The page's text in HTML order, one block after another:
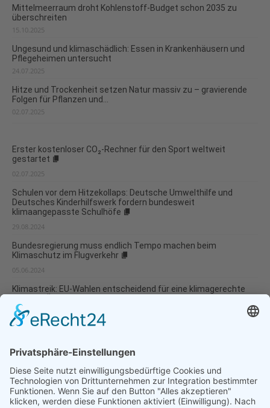
Mittelmeerraum droht Kohlenstoff-Budget schon 2035 zu
überschreiten
15.10.2025
Ungesund und klimaschädlich: Essen in Krankenhäusern und
Pflegeheimen untersucht
24.07.2025
Hitze und Trockenheit setzen Natur massiv zu – gravierende
Folgen für Pflanzen und...
02.07.2025
Erster kostenloser CO₂-Rechner für den Sport weltweit
gestartet
02.07.2025
Schulen vor dem Hitzekollaps: Deutsche Umwelthilfe und
Deutsches Kinderhilfswerk fordern bundesweit
klimaangepasste Schulhöfe
29.08.2024
Bundesregierung muss endlich Tempo machen beim
Klimaschutz im Flugverkehr
05.06.2024
Klimastreik: EU-Wahlen entscheidend für eine klimagerechte
31.05.2024